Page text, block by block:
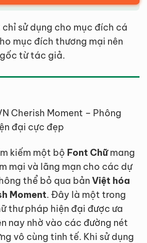
chỉ sử dụng cho mục đích cá
mục đích thương mại nên
từ tác giả.
Cherish Moment – Phông
đại cực đẹp
kiếm một bộ Font Chữmang
mại và lãng mạn cho các dự
thể bỏ qua bản Việt hóa
Moment. Đây là một trong
thư pháp hiện đại được ưa
nay nhờ vào các đường nét
vô cùng tinh tế. Khi sử dụng